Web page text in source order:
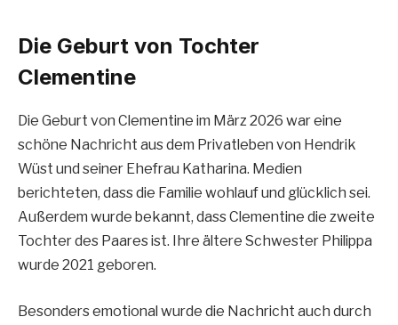
Die Geburt von Tochter
Clementine
Die Geburt von Clementine im März 2026 war eine
schöne Nachricht aus dem Privatleben von Hendrik
Wüst und seiner Ehefrau Katharina. Medien
berichteten, dass die Familie wohlauf und glücklich sei.
Außerdem wurde bekannt, dass Clementine die zweite
Tochter des Paares ist. Ihre ältere Schwester Philippa
wurde 2021 geboren.
Besonders emotional wurde die Nachricht auch durch